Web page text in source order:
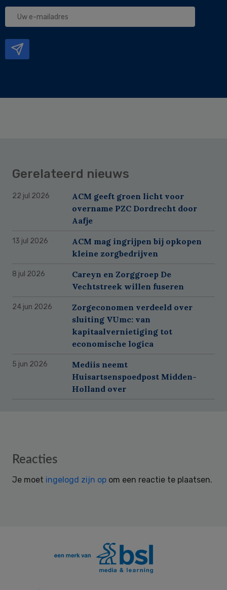
Uw
Gerelateerd nieuws
22 jul 2026
ACM geeft groen licht voor
overname PZC Dordrecht door
Aafje
13 jul 2026
ACM mag ingrijpen bij opkopen
kleine zorgbedrijven
8 jul 2026
Careyn en Zorggroep De
Vechtstreek willen fuseren
24 jun 2026
Zorgeconomen verdeeld over
sluiting VUmc: van
kapitaalvernietiging tot
economische logica
5 jun 2026
Mediis neemt
Huisartsenspoedpost Midden-
Holland over
Reader
Reacties
Je moet ingelogd zijn op om een reactie te plaatsen.